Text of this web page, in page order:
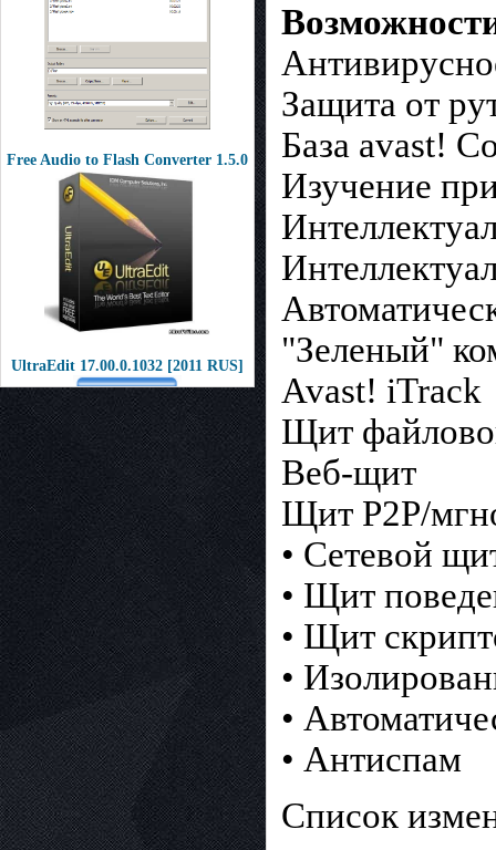
Free Audio to Flash Converter 1.5.0
UltraEdit 17.00.0.1032 [2011 RUS]
Защита от
База avast!
Изучение
"Зеленый"
Avast! iTrack
Щит
Веб-щит
Щит P2P/
• Сетевой
• Щит
• Щит
•
•
• Антиспам
Список